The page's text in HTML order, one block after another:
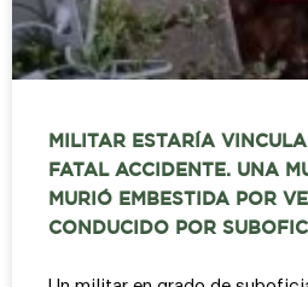
MILITAR ESTARÍA
FATAL ACCIDENTE. UNA
MURIÓ EMBESTIDA POR
CONDUCIDO POR